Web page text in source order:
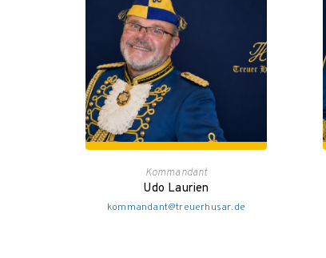
Kommandant
Udo Laurien
kommandant@treuerhusar.de